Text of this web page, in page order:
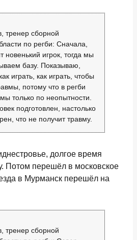
тренер сборной
по регби: Сначала,
новенький игрок, тогда мы
базу. Показываю,
играть, как играть, чтобы
потому что в регби
только по неопытности.
подготовлен, настолько
что не получит травму.
долгое время
Потом перешёл в московское
в Мурманск перешёл на
тренер сборной